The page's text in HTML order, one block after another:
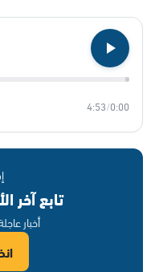
0:00
/
4:53
تابع آخر
أخبار